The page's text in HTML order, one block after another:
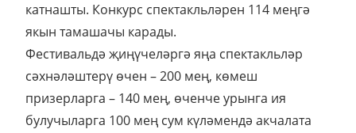
катнашты. Конкурс спектакльләрен 114 меңгә
якын тамашачы карады.
Фестивальдә җиңүчеләргә яңа спектакльләр
сәхнәләштерү өчен – 200 мең, көмеш
призерларга – 140 мең, өченче урынга ия
булучыларга 100 мең сум күләмендә акчалата